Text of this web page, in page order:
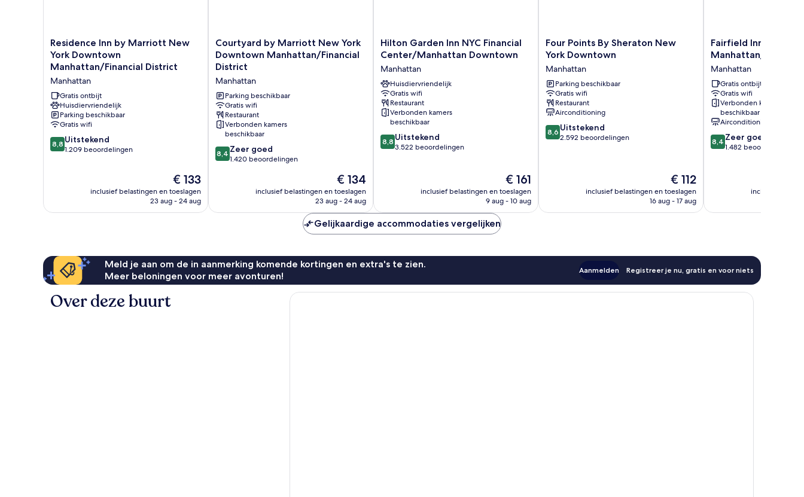
Residence
Inn
by
Marriott
New
York
Downtown
Manhattan/Financial
District
Manhattan
Residence Inn by Marriott New
York Downtown
Manhattan/Financial District
Manhattan
Gratis ontbijt
Huisdiervriendelijk
Parking beschikbaar
Gratis wifi
8.8
van
beoordelingen
8,8 Uitstekend
1.209 beoordelingen
De
prijs
is
€ 133
inclusief belastingen en toeslagen
23 aug - 24 aug
Courtyard
by
Marriott
New
York
Downtown
Manhattan/Financial
District
Manhattan
Courtyard by Marriott New York
Downtown Manhattan/Financial
District
Manhattan
Parking beschikbaar
Gratis wifi
Restaurant
Verbonden kamers
beschikbaar
8.4
van
beoordelingen
8,4 Zeer goed
1.420 beoordelingen
De
prijs
is
€ 134
inclusief belastingen en toeslagen
23 aug - 24 aug
Hilton
Garden
NYC
Financial
Center/Manhattan
Downtown
Manhattan
Hilton Garden Inn NYC Financial
Center/Manhattan Downtown
Manhattan
Huisdiervriendelijk
Gratis wifi
Restaurant
Verbonden kamers
beschikbaar
8.8
van
beoordelingen
8,8 Uitstekend
3.522 beoordelingen
De
prijs
is
€ 161
inclusief belastingen en toeslagen
9 aug - 10 aug
Four
Points
Sheraton
New
York
Downtown
Manhattan
Four Points By Sheraton New
York Downtown
Manhattan
Parking beschikbaar
Gratis wifi
Restaurant
Airconditioning
8.6
van
8,6 Uitstekend
2.592 beoordelingen
De
prijs
is
€ 112
inclusief belastingen en toeslagen
16 aug - 17 aug
Fairfield
Inn
York
Manhattan/Financial
District
Manhattan
Fairfield Inn New
Manhattan/
Manhattan
Gratis ontbijt
Gratis wifi
Verbonden kamers
beschikbaar
Airconditioning
8.4
van
8,4 Zeer goed
1.482 beoordelingen
inclusief
Gelijkaardige accommodaties vergelijken
Meld je aan om de in aanmerking komende kortingen en extra's te zien.
Meer beloningen voor meer avonturen!
Aanmelden Registreer je nu, gratis en voor niets
Over deze buurt